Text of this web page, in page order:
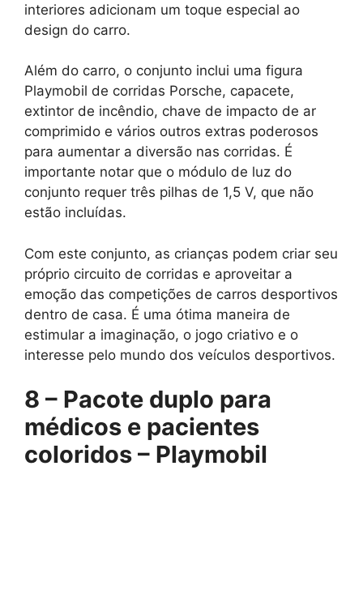
interiores adicionam um toque especial ao
design do carro.
Além do carro, o conjunto inclui uma figura
Playmobil de corridas Porsche, capacete,
extintor de incêndio, chave de impacto de ar
comprimido e vários outros extras poderosos
para aumentar a diversão nas corridas. É
importante notar que o módulo de luz do
conjunto requer três pilhas de 1,5 V, que não
estão incluídas.
Com este conjunto, as crianças podem criar seu
próprio circuito de corridas e aproveitar a
emoção das competições de carros desportivos
dentro de casa. É uma ótima maneira de
estimular a imaginação, o jogo criativo e o
interesse pelo mundo dos veículos desportivos.
8 – Pacote duplo para
médicos e pacientes
coloridos – Playmobil